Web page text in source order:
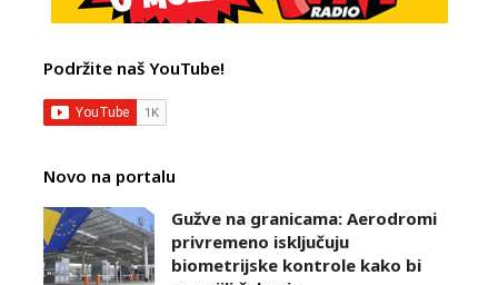
Podržite naš YouTube!
Novo na portalu
Gužve na granicama: Aerodromi
privremeno isključuju
biometrijske kontrole kako bi